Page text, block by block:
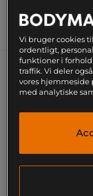
Information
Et par
vaskbare
Polstret
Basic Gym
mesh-materiale
for bedst mulig
Vi bruger cookies
ordentligt,
funktioner i forhold
traffik. Vi deler
vores hjemmeside
med analytiske